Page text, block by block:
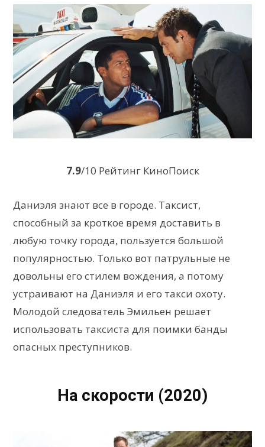
7.9/10 Рейтинг КиноПоиск
Даниэля знают все в городе. Таксист,
способный за кроткое время доставить в
любую точку города, пользуется большой
популярностью. Только вот патрульные не
довольны его стилем вождения, а потому
устраивают на Даниэля и его такси охоту.
Молодой следователь Эмильен решает
использовать таксиста для поимки банды
опасных преступников.
На скорости (2020)